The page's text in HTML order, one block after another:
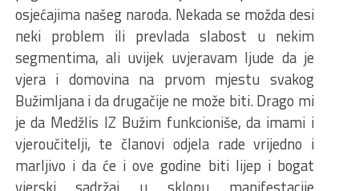
osjećajima našeg naroda. Nekada se možda desi
neki problem ili prevlada slabost u nekim
segmentima, ali uvijek uvjeravam ljude da je
vjera i domovina na prvom mjestu svakog
Bužimljana i da drugačije ne može biti. Drago mi
je da Medžlis IZ Bužim funkcioniše, da imami i
vjeroučitelji, te članovi odjela rade vrijedno i
marljivo i da će i ove godine biti lijep i bogat